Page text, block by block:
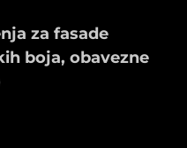
za fasade
boja, obavezne